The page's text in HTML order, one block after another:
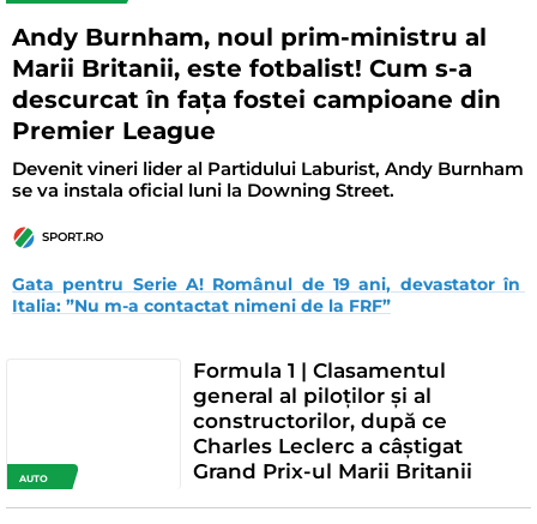
Andy Burnham, noul prim-ministru al
Marii Britanii, este fotbalist! Cum s-a
descurcat în fața fostei campioane din
Premier League
Devenit vineri lider al Partidului Laburist, Andy Burnham
se va instala oficial luni la Downing Street.
SPORT.RO
Gata pentru Serie A! Românul de 19 ani, devastator în
Italia: ”Nu m-a contactat nimeni de la FRF”
AUTO
Formula 1 | Clasamentul
general al piloţilor și al
constructorilor, după ce
Charles Leclerc a câștigat
Grand Prix-ul Marii Britanii